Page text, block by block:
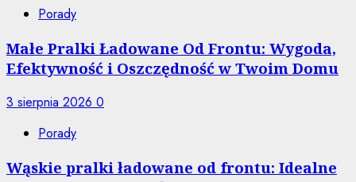
Porady
Małe Pralki Ładowane Od Frontu: Wygoda,
Efektywność i Oszczędność w Twoim Domu
3 sierpnia 2026 0
Porady
Wąskie pralki ładowane od frontu: Idealne